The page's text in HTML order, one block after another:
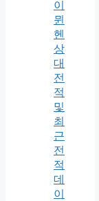
이
뮌
헨
상
대
전
적
및
최
근
전
적
데
이